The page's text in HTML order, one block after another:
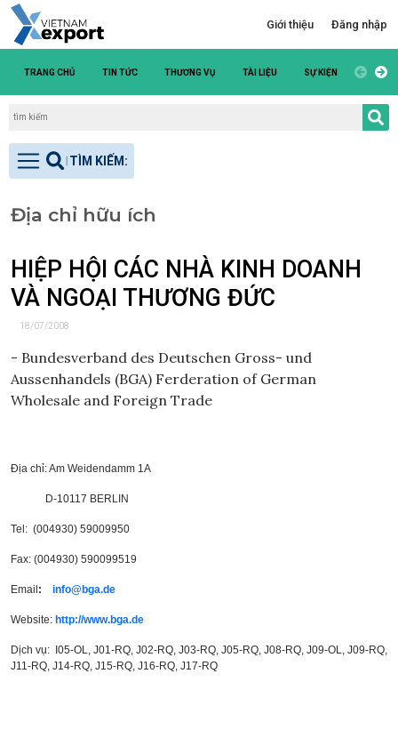
Giới thiệu Đăng nhập
TRANG CHỦ TIN TỨC THƯƠNG VỤ TÀI LIỆU SỰ KIỆN DANH
Địa chỉ hữu ích
HIỆP HỘI CÁC NHÀ KINH DOANH
VÀ NGOẠI THƯƠNG ĐỨC
18/07/2008
- Bundesverband des Deutschen Gross- und
Aussenhandels (BGA) Ferderation of German
Wholesale and Foreign Trade
Địa chỉ: Am Weidendamm 1A
D-10117 BERLIN
Tel: (004930) 59009950
Fax: (004930) 590099519
Email: info@bga.de
Website: http://www.bga.de
Dịch vụ: I05-OL, J01-RQ, J02-RQ, J03-RQ, J05-RQ, J08-RQ, J09-OL, J09-RQ,
J11-RQ, J14-RQ, J15-RQ, J16-RQ, J17-RQ